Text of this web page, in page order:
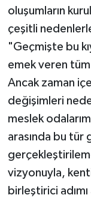
oluşumların
çeşitli
"Geçmişte bu
emek veren
Ancak zaman
değişimleri
meslek
arasında bu tür
vizyonuyla,
birleştirici